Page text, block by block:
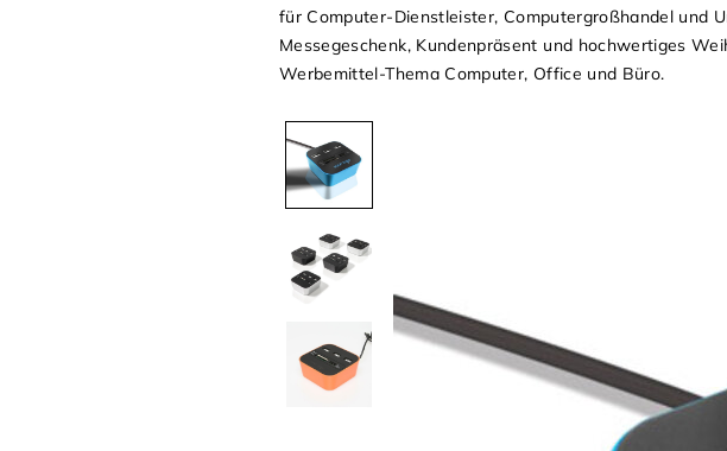
für Computer-Dienstleister, Computergroßhandel und
Messegeschenk, Kundenpräsent und hochwertiges
Werbemittel-Thema Computer, Office und Büro.